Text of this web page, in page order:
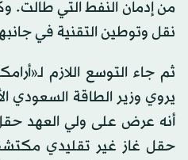
من إدمان النفط التي طالت.
نقل وتوطين التقنية في
ثم جاء التوسع اللازم
يروي وزير الطاقة السعودي
أنه عرض على ولي العهد حقل
حقل غاز غير تقليدي